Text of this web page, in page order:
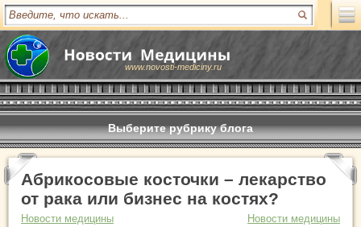
www.novosti-mediciny.ru
Выберите рубрику блога
Абрикосовые косточки – лекарство
от рака или бизнес на костях?
Новости медицины
Новости медицины